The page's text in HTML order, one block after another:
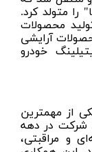
را متولد کرد.
محصولات
آرایشی
خودرو
از مهمترین
شرکت در دهه
و مراقبتی،